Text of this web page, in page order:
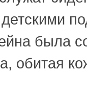
была
обитая